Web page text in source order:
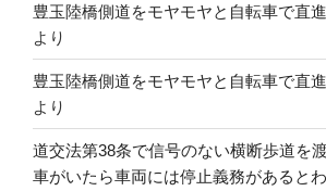
豊玉陸橋側道をモヤモヤと自転車で直
より
豊玉陸橋側道をモヤモヤと自転車で直
より
道交法第38条で信号のない横断歩道を
車がいたら車両には停止義務があると